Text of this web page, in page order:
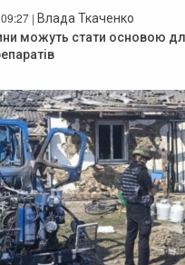
| Влада Ткаченко
можуть стати основою